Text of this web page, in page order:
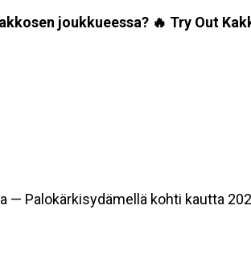
joukkueessa? 🔥 Try Out
— Palokärkisydämellä kohti kautta